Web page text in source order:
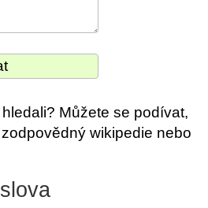
Můžete se podívat,
wikipedie nebo